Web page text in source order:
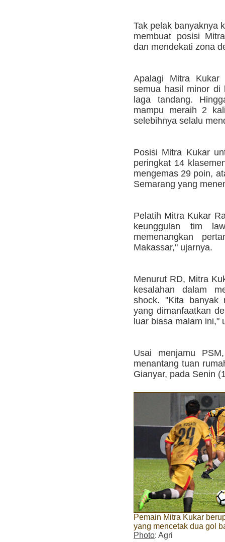
Tak pelak banyaknya
membuat posisi
dan mendekati zona
Apalagi Mitra Kukar
semua hasil minor di
laga tandang.
mampu meraih 2
selebihnya selalu
Posisi Mitra Kukar
peringkat 14
mengemas 29 poin,
Semarang yang
Pelatih Mitra Kukar
keunggulan tim
memenangkan
Makassar," ujarnya.
Menurut RD, Mitra
kesalahan dalam
shock. "Kita banyak
yang dimanfaatkan
luar biasa malam ini,"
Usai menjamu
menantang tuan
Gianyar, pada Senin
Pemain Mitra Kukar
yang mencetak dua gol
Photo: Agri